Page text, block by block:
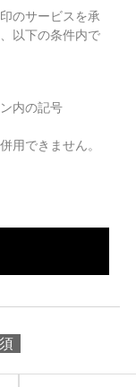
のサービスを承
以下の条件内で
内の記号
用できません。